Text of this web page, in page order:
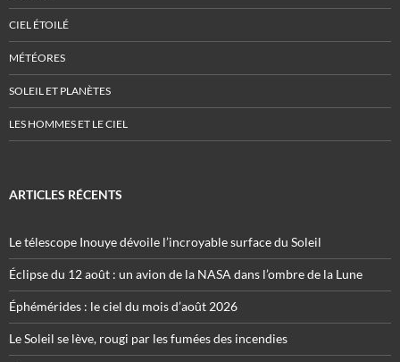
CIEL ÉTOILÉ
MÉTÉORES
SOLEIL ET PLANÈTES
LES HOMMES ET LE CIEL
ARTICLES RÉCENTS
Le télescope Inouye dévoile l’incroyable surface du Soleil
Éclipse du 12 août : un avion de la NASA dans l’ombre de la Lune
Éphémérides : le ciel du mois d’août 2026
Le Soleil se lève, rougi par les fumées des incendies